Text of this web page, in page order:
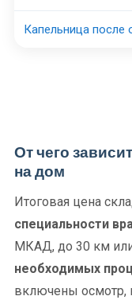
Капельница после
От чего
на дом
Итоговая цена
специальности
МКАД, до 30 км
необходимых
включены осмотр,